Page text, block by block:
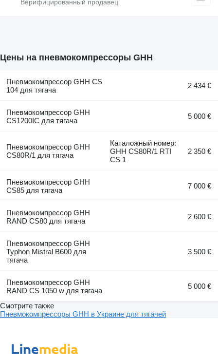
Цены на пневмокомпрессоры GHH
Пневмокомпрессор GHH CS
104 для тягача
2 434 €
Пневмокомпрессор GHH
CS1200IC для тягача
5 000 €
Пневмокомпрессор GHH
CS80R/1 для тягача
Каталожный номер:
GHH CS80R/1 RTI
CS 1
2 350 €
Пневмокомпрессор GHH
CS85 для тягача
7 000 €
Пневмокомпрессор GHH
RAND CS80 для тягача
2 600 €
Пневмокомпрессор GHH
Typhon Mistral B600 для
тягача
3 500 €
Пневмокомпрессор GHH
RAND CS 1050 w для тягача
5 000 €
Смотрите также
Пневмокомпрессоры GHH в Украине для тягачей